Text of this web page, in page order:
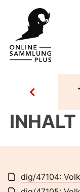
INHALT
dig/47104: